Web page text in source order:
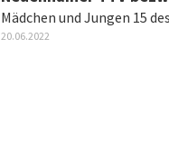
Mädchen und Jungen 15
20.06.2022